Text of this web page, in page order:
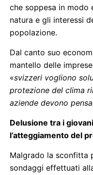
che soppesa in modo
natura e gli interessi
popolazione.
Dal canto suo
mantello delle
«svizzeri vogliono
protezione del clima
aziende devono
Delusione tra i
l’atteggiamento del
Malgrado la sconfitta
sondaggi effettuati